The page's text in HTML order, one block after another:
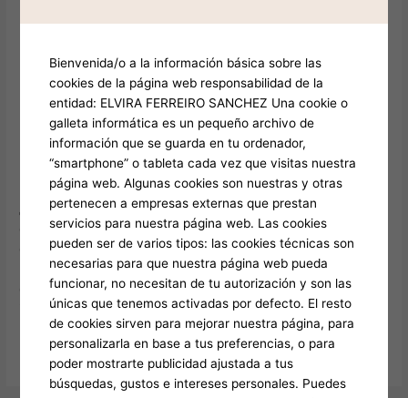
Горила Казино найкраща азартна
платформа
Deja un comentario / Gorilla казино/ elviraferreiro
Кожна категорія забезпечує унікальний ігровий досвід, від
класичних слотів до захоплюючих live-ігор із живими
дилерами. Ігровий асортимент Gorilla Казино складається з
сотень слотів та настільних ігор, створених провідними
світовими розробниками. Гравці можуть знайти тут як
класичні автомати, так і сучасні відеослоти з
оригінальними функціями. Особливу популярність мають
ігри в режимі live, де ви можете відчути […]
Горила
Казино
найкраща
азартна
платформа
Leer más »
Bienvenida/o a la información básica sobre las
cookies de la página web responsabilidad de la
entidad: ELVIRA FERREIRO SANCHEZ Una cookie o
galleta informática es un pequeño archivo de
información que se guarda en tu ordenador,
“smartphone” o tableta cada vez que visitas nuestra
página web. Algunas cookies son nuestras y otras
pertenecen a empresas externas que prestan
servicios para nuestra página web. Las cookies
pueden ser de varios tipos: las cookies técnicas son
necesarias para que nuestra página web pueda
funcionar, no necesitan de tu autorización y son las
únicas que tenemos activadas por defecto. El resto
de cookies sirven para mejorar nuestra página, para
personalizarla en base a tus preferencias, o para
poder mostrarte publicidad ajustada a tus
búsquedas, gustos e intereses personales. Puedes